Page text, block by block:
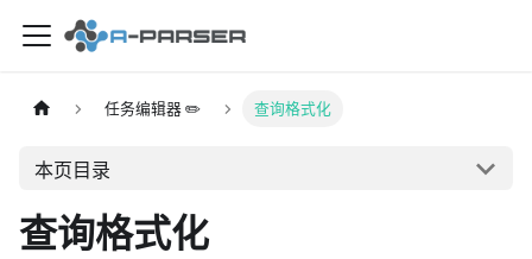
任务编辑器 ✏️ 查询格式化
本页目录
查询格式化